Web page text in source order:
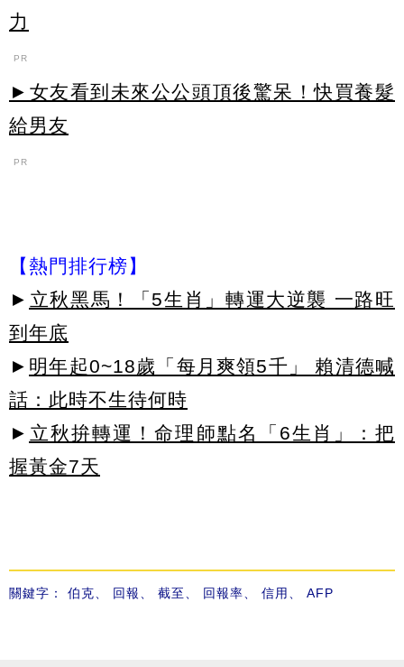
力
PR
►女友看到未來公公頭頂後驚呆！快買養髮
給男友
PR
【熱門排行榜】
► 立秋黑馬！「5生肖」轉運大逆襲 一路旺
到年底
► 明年起0~18歲「每月爽領5千」 賴清德喊
話：此時不生待何時
► 立秋拚轉運！命理師點名「6生肖」：把
握黃金7天
關鍵字： 伯克、 回報、 截至、 回報率、 信用 、 AFP